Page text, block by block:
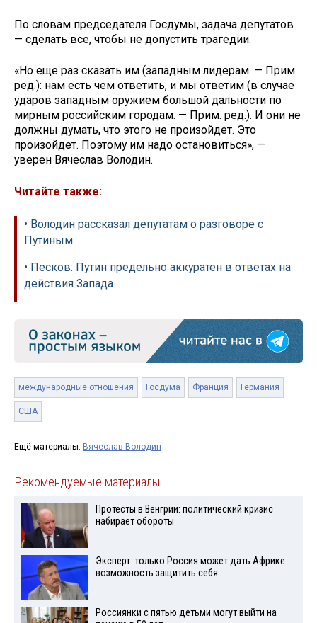
По словам председателя Госдумы, задача депутатов
— сделать все, чтобы не допустить трагедии.
«Но еще раз сказать им (западным лидерам. — Прим.
ред.): нам есть чем ответить, и мы ответим (в случае
ударов западным оружием большой дальности по
мирным российским городам. — Прим. ред.). И они не
должны думать, что этого не произойдет. Это
произойдет. Поэтому им надо остановиться», —
уверен Вячеслав Володин.
Читайте также:
• Володин рассказал депутатам о разговоре с
Путиным
• Песков: Путин предельно аккуратен в ответах на
действия Запада
международные отношения Госдума Франция Германия
США
Ещё материалы: Вячеслав Володин
Рекомендуемые материалы
Протесты в Венгрии: политический кризис
набирает обороты
Эксперт: только Россия может дать Африке
возможность защитить себя
Россиянки с пятью детьми могут выйти на